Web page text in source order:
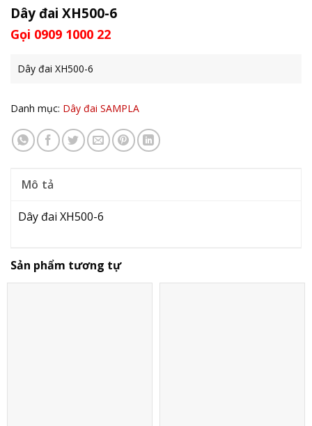
Dây đai XH500-6
Gọi 0909 1000 22
Dây đai XH500-6
Danh mục: Dây đai SAMPLA
Mô tả
Dây đai XH500-6
Sản phẩm tương tự